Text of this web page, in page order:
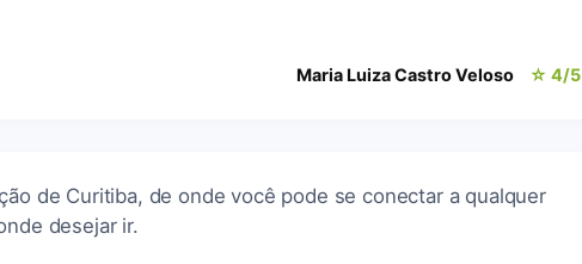
Maria Luiza Castro Veloso ☆ 4/5
de Curitiba, de onde você pode se conectar a qualquer
desejar ir.